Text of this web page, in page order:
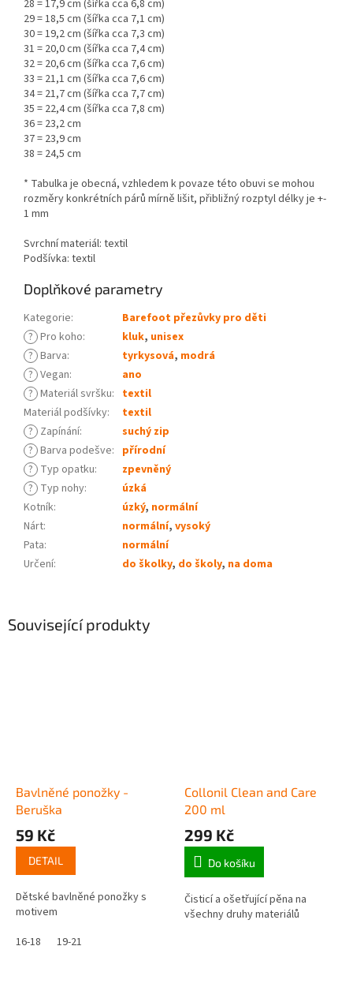
Související produkty
Bavlněné ponožky -
Beruška
59 Kč
DETAIL
Dětské bavlněné ponožky s
motivem
16-18
19-21
Collonil Clean and Care
200 ml
299 Kč
Do košíku
Čisticí a ošetřující pěna na
všechny druhy materiálů
28 = 17,9 cm (šířka cca 6,8 cm)
29 = 18,5 cm (šířka cca 7,1 cm)
30 = 19,2 cm (šířka cca 7,3 cm)
31 = 20,0 cm (šířka cca 7,4 cm)
32 = 20,6 cm (šířka cca 7,6 cm)
33 = 21,1 cm (šířka cca 7,6 cm)
34 = 21,7 cm (šířka cca 7,7 cm)
35 = 22,4 cm (šířka cca 7,8 cm)
36 = 23,2 cm
37 = 23,9 cm
38 = 24,5 cm
* Tabulka je obecná, vzhledem k povaze této obuvi se mohou
rozměry konkrétních párů mírně lišit, přibližný rozptyl délky je +-
1 mm
Svrchní materiál: textil
Podšívka: textil
Doplňkové parametry
Kategorie:
Barefoot přezůvky pro děti
? Pro koho: kluk, unisex
? Barva: tyrkysová, modrá
? Vegan:
ano
? Materiál svršku: textil
Materiál podšívky:
textil
? Zapínání:
suchý zip
? Barva podešve: přírodní
? Typ opatku:
zpevněný
? Typ nohy:
úzká
Kotník: úzký, normální
Nárt: normální, vysoký
Pata:
normální
Určení: do školky, do školy, na doma